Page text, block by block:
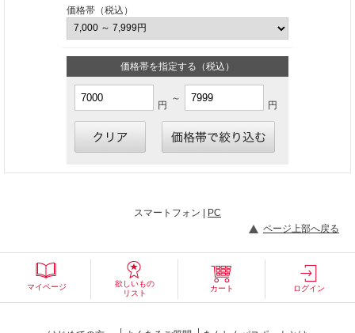
価格帯（税込）
価格帯を指定する（税込）
円
～
円
スマートフォン | PC
ページ上部へ戻る
マイページ
欲しいもの
リスト
カート ログイン